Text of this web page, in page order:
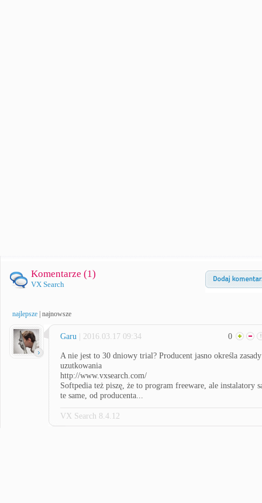
Komentarze (1)
VX Search
najlepsze najnowsze
Garu | 2016.03.17 09:34 0
A nie jest to 30 dniowy trial? Producent jasno określa zasady
uzutkowania
http://www.vxsearch.com/
Softpedia też piszę, że to program freeware, ale instalatory
te same, od producenta...
VX Search 8.4.12